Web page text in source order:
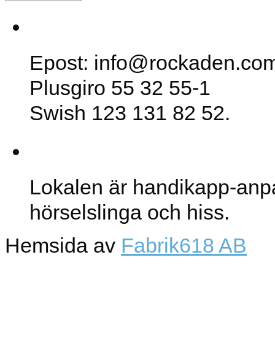
Epost:
Plusgiro 55 32 55-1
Swish 123 131 82 52.
Lokalen är handikapp-
hörselslinga och hiss.
Hemsida av Fabrik618 AB